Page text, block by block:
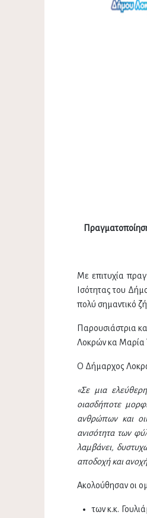
Με επιτυχία
Ισότητας του
πολύ σημαντικό
Παρουσιάστρια
Λοκρών κα Μαρία
Ο Δήμαρχος
«Σε μια
οιασδήποτε
ανθρώπων και
ανισότητα των
λαμβάνει,
αποδοχή και
Ακολούθησαν οι
των κ.κ.